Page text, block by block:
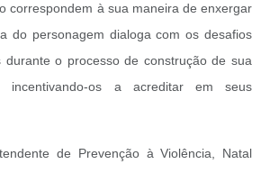
correspondem à sua maneira de enxergar
do personagem dialoga com os desafios
durante o processo de construção de sua
incentivando-os a acreditar em seus
de Prevenção à Violência, Natal